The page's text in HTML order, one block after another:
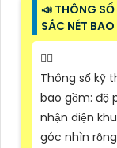
📣 THÔNG
SẮC NÉT
🙆‍♀️
Thông số kỹ
bao gồm: độ
nhận diện
góc nhìn